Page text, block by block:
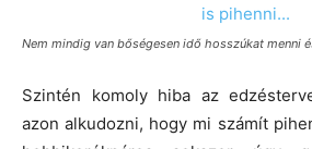
Nem mindig van bőségesen idő hosszúkat menni
Szintén komoly hiba az
azon alkudozni, hogy mi számít